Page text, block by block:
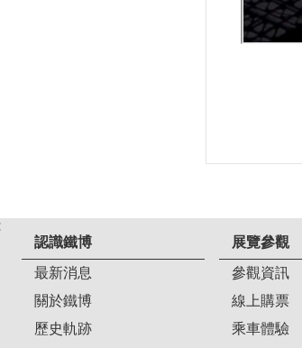
認識鐵博
最新消息
關於鐵博
歷史軌跡
展覽參觀
參觀資訊
線上購票
乘車體驗